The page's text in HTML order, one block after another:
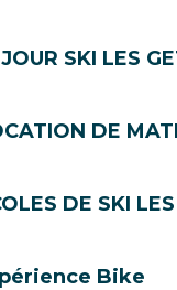
SKI LES
DE
DE SKI
Bike
Les Gets